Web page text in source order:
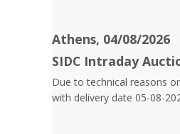
Athens, 04/08/2026
SIDC Intraday
Due to technical reasons
with delivery date 05-08-